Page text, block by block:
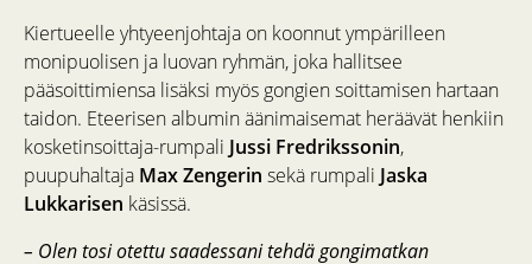
Kiertueelle yhtyeenjohtaja on koonnut ympärilleen
monipuolisen ja luovan ryhmän, joka hallitsee
pääsoittimiensa lisäksi myös gongien soittamisen hartaan
taidon. Eteerisen albumin äänimaisemat heräävät henkiin
kosketinsoittaja-rumpali Jussi Fredrikssonin,
puupuhaltaja Max Zengerin sekä rumpali Jaska
Lukkarisen käsissä.
– Olen tosi otettu saadessani tehdä gongimatkan